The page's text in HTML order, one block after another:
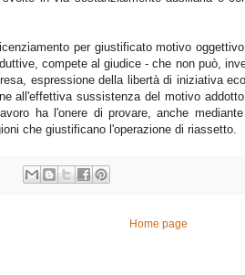
per giustificato motivo
compete al giudice - che non può,
espressione della libertà di iniziativa
all'effettiva sussistenza del motivo
ha l'onere di provare, anche
che giustificano l'operazione di riassetto.
Home page